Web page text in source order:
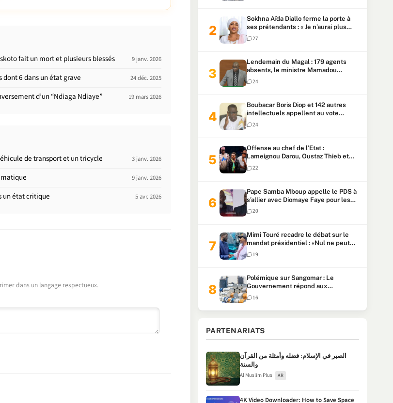
fait un mort et plusieurs blessés 9 janv. 2026
6 dans un état grave 24 déc. 2025
d’un “Ndiaga Ndiaye” 19 mars 2026
de transport et un tricycle 3 janv. 2026
9 janv. 2026
un état critique 5 avr. 2026
dans un langage respectueux.
Sokhna Aïda Diallo ferme la porte à
ses prétendants : « Je n’aurai plus
jamais un autre mari »
27
Lendemain du Magal : 179 agents
absents, le ministre Mamadou
Lamine Dianté exige des explications
24
Boubacar Boris Diop et 142 autres
intellectuels appellent au vote
urgent de la révision
constitutionnelle
24
Offense au chef de l’Etat :
Lameignou Darou, Oustaz Thieb et
Ndiaye Touba lourdement
condamnés
22
Pape Samba Mboup appelle le PDS à
s’allier avec Diomaye Faye pour les
locales et tacle Sonko
20
Mimi Touré recadre le débat sur le
mandat présidentiel : «Nul ne peut
faire plus de deux mandats
consécutifs de 5 ans»
19
Polémique sur Sangomar : Le
Gouvernement répond aux
accusations et clarifie le partage des
milliards
16
PARTENARIATS
الصبر في الإسلام: فضله وأمثلة من القرآن
والسنة
Al Muslim Plus AR
4K Video Downloader: How to Save Space